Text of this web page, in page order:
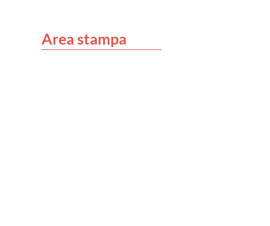
Area stampa